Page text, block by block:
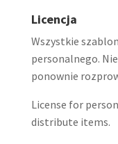
Licencja
Wszystkie
personalnego.
ponownie
License for
distribute items.